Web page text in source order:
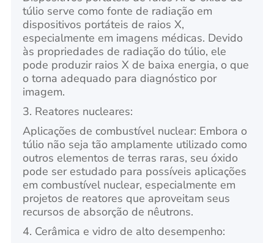
túlio serve como fonte de radiação em
dispositivos portáteis de raios X,
especialmente em imagens médicas. Devido
às propriedades de radiação do túlio, ele
pode produzir raios X de baixa energia, o que
o torna adequado para diagnóstico por
imagem.
3. Reatores nucleares:
Aplicações de combustível nuclear: Embora o
túlio não seja tão amplamente utilizado como
outros elementos de terras raras, seu óxido
pode ser estudado para possíveis aplicações
em combustível nuclear, especialmente em
projetos de reatores que aproveitam seus
recursos de absorção de nêutrons.
4. Cerâmica e vidro de alto desempenho: